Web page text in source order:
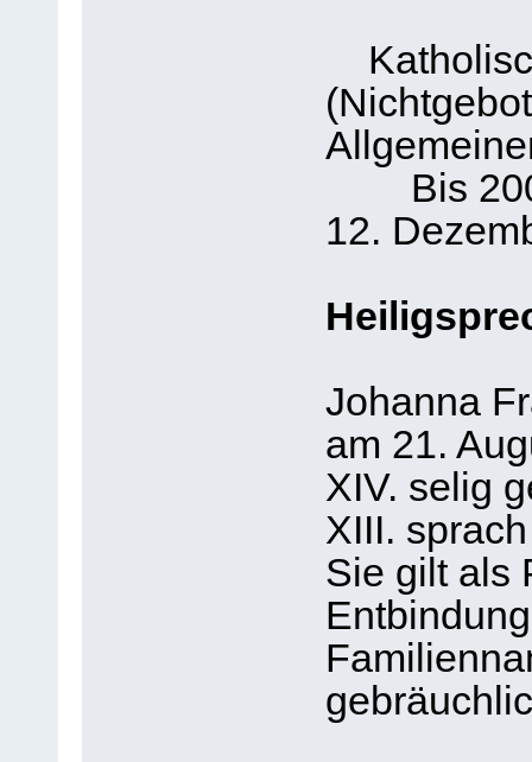
Bis
12.
Johanna
am 21.
XIV. selig
XIII.
Sie gilt als